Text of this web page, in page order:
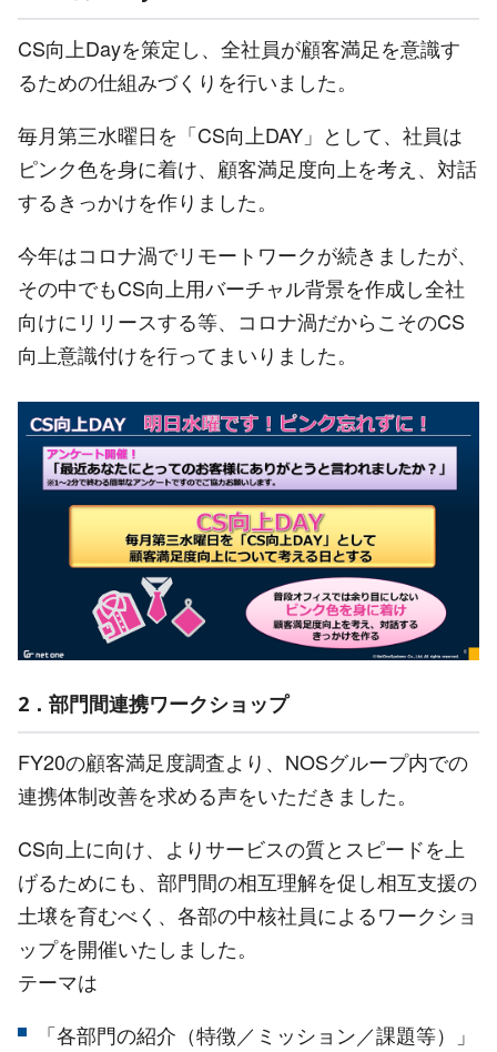
CS向上Dayを策定し、全社員が顧客満足を意識す
るための仕組みづくりを行いました。
毎月第三水曜日を「CS向上DAY」として、社員は
ピンク色を身に着け、顧客満足度向上を考え、対話
するきっかけを作りました。
今年はコロナ渦でリモートワークが続きましたが、
その中でもCS向上用バーチャル背景を作成し全社
向けにリリースする等、コロナ渦だからこそのCS
向上意識付けを行ってまいりました。
2．部門間連携ワークショップ
FY20の顧客満足度調査より、NOSグループ内での
連携体制改善を求める声をいただきました。
CS向上に向け、よりサービスの質とスピードを上
げるためにも、部門間の相互理解を促し相互支援の
土壌を育むべく、各部の中核社員によるワークショ
ップを開催いたしました。
テーマは
「各部門の紹介（特徴／ミッション／課題等）」